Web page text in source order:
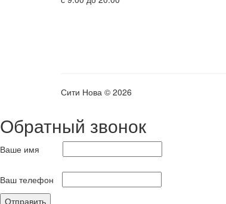
Сити Нова © 2026
Обратный звонок
Ваше имя
Ваш телефон